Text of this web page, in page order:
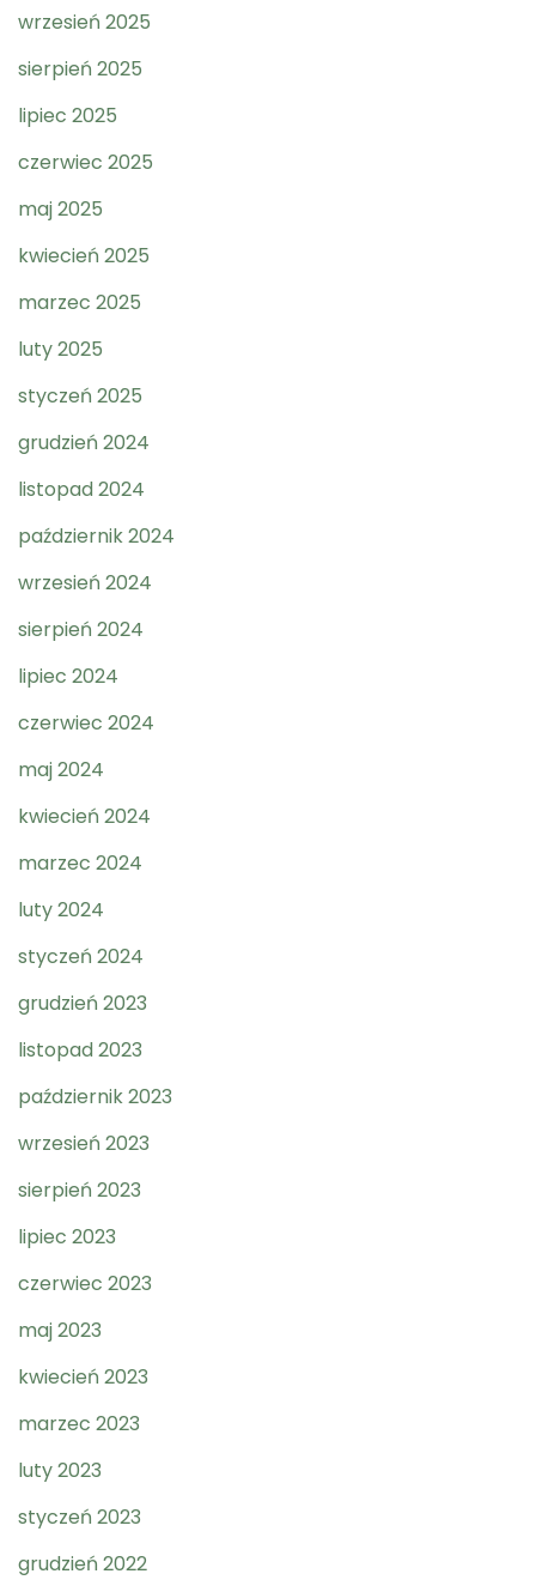
wrzesień 2025
sierpień 2025
lipiec 2025
czerwiec 2025
maj 2025
kwiecień 2025
marzec 2025
luty 2025
styczeń 2025
grudzień 2024
listopad 2024
październik 2024
wrzesień 2024
sierpień 2024
lipiec 2024
czerwiec 2024
maj 2024
kwiecień 2024
marzec 2024
luty 2024
styczeń 2024
grudzień 2023
listopad 2023
październik 2023
wrzesień 2023
sierpień 2023
lipiec 2023
czerwiec 2023
maj 2023
kwiecień 2023
marzec 2023
luty 2023
styczeń 2023
grudzień 2022